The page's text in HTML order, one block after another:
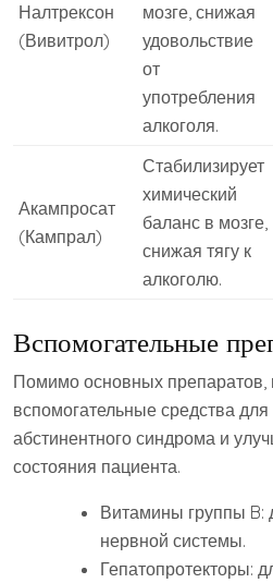
Налтрексон
(Вивитрол)
мозге, снижая
удовольствие
от
употребления
алкоголя.
Акампросат
(Кампрал)
Стабилизирует
химический
баланс в мозге,
снижая тягу к
алкоголю.
Вспомогательные
Помимо основных препаратов,
вспомогательные средства для
абстинентного синдрома и
состояния пациента.
Витамины группы B:
нервной системы.
Гепатопротекторы: